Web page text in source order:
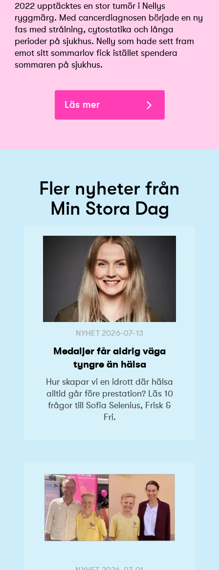
2022 upptäcktes en stor tumör i Nellys
ryggmärg. Med cancerdiagnosen började en ny
fas med strålning, cytostatika och långa
perioder på sjukhus. Nelly som hade sett fram
emot sitt sommarlov fick istället spendera
sommaren på sjukhus.
Läs mer
Fler nyheter från
Min Stora Dag
NYHET 2026-07-13
Medaljer får aldrig väga
tyngre än hälsa
Hur skapar vi en idrott där hälsa
alltid går före prestation? Läs 10
frågor till Sofia Selenius, Frisk &
Fri.